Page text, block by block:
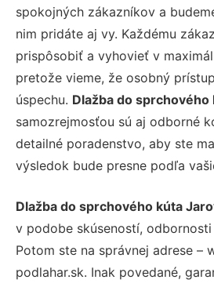
spokojných zákazníkov a
nim pridáte aj vy. Každému
prispôsobiť a vyhovieť v
pretože vieme, že osobný
úspechu. Dlažba do sprchového
samozrejmosťou sú aj odborné
detailné poradenstvo, aby ste
výsledok bude presne podľa
Dlažba do sprchového kúta
v podobe skúseností,
Potom ste na správnej adrese –
podlahar.sk. Inak povedané,